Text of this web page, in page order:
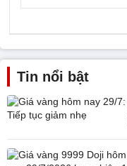
Tin nổi bật